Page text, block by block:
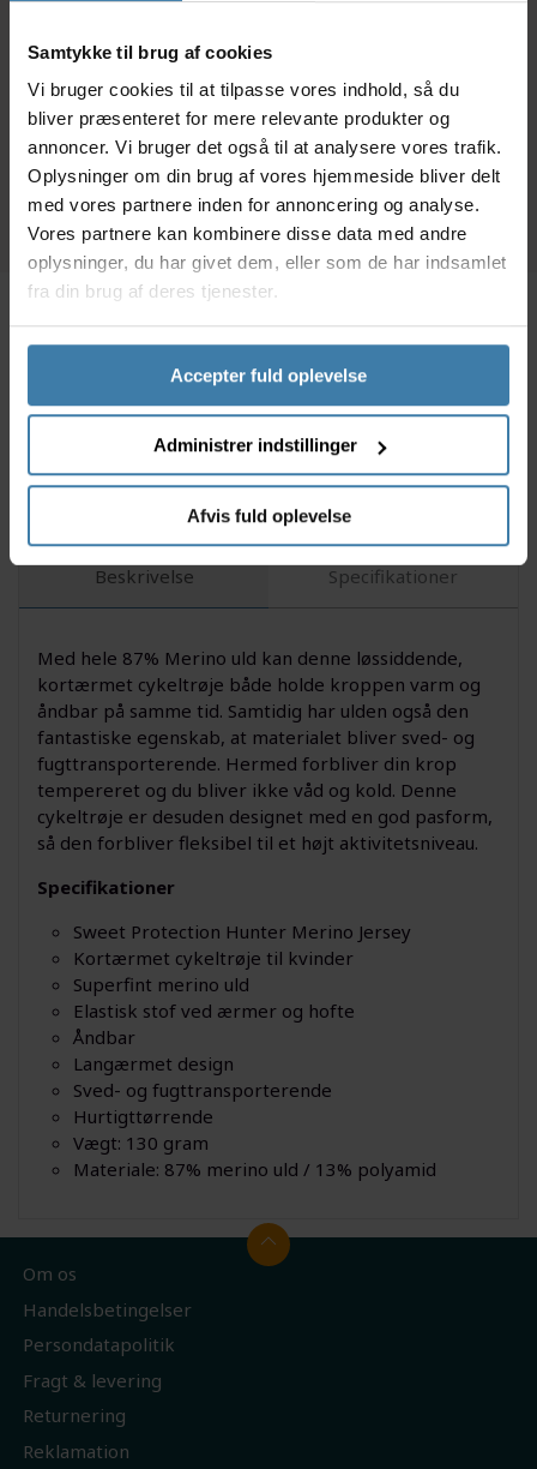
Samtykke til brug af cookies
Vi bruger cookies til at tilpasse vores indhold, så du
bliver præsenteret for mere relevante produkter og
annoncer. Vi bruger det også til at analysere vores trafik.
Oplysninger om din brug af vores hjemmeside bliver delt
med vores partnere inden for annoncering og analyse.
Vores partnere kan kombinere disse data med andre
oplysninger, du har givet dem, eller som de har indsamlet
fra din brug af deres tjenester.
Accepter fuld oplevelse
Administrer indstillinger
Afvis fuld oplevelse
139,00kr.
+10 på lager +10 på lager
Relateret indhold
Merinould - Fordele og ulemper
Beskrivelse Specifikationer
Med hele 87% Merino uld kan denne løssiddende,
kortærmet cykeltrøje både holde kroppen varm og
åndbar på samme tid. Samtidig har ulden også den
fantastiske egenskab, at materialet bliver sved- og
fugttransporterende. Hermed forbliver din krop
tempereret og du bliver ikke våd og kold. Denne
cykeltrøje er desuden designet med en god pasform,
så den forbliver fleksibel til et højt aktivitetsniveau.
Specifikationer
Sweet Protection Hunter Merino Jersey
Kortærmet cykeltrøje til kvinder
Superfint merino uld
Elastisk stof ved ærmer og hofte
Åndbar
Langærmet design
Sved- og fugttransporterende
Hurtigttørrende
Vægt: 130 gram
Materiale: 87% merino uld / 13% polyamid
Om os
Handelsbetingelser
Persondatapolitik
Fragt & levering
Returnering
Reklamation